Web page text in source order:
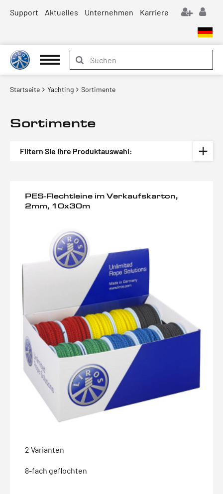
Support Aktuelles Unternehmen Karriere
Startseite Yachting Sortimente
Sortimente
Filtern Sie Ihre Produktauswahl:
PES-Flechtleine im Verkaufskarton,
2mm, 10x30m
2 Varianten
8-fach geflochten